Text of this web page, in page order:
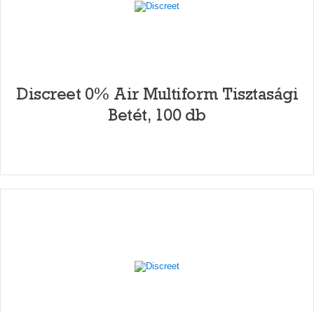
Discreet 0% Air Multiform Tisztasági
Betét, 100 db